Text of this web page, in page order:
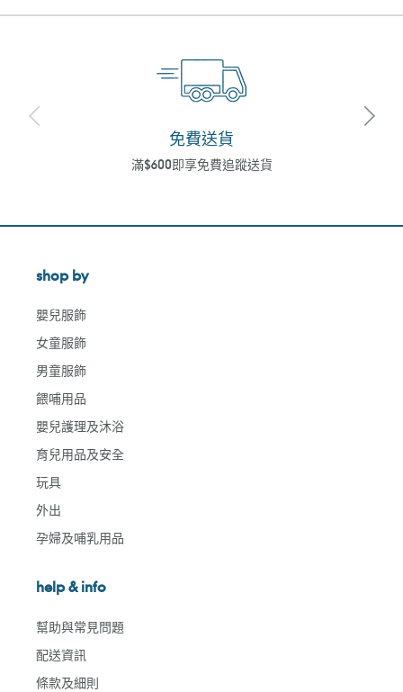
免費送貨
滿$600即享免費追蹤送貨
shop by
嬰兒服飾
女童服飾
男童服飾
餵哺用品
嬰兒護理及沐浴
育兒用品及安全
玩具
外出
孕婦及哺乳用品
help & info
幫助與常見問題
配送資訊
條款及細則